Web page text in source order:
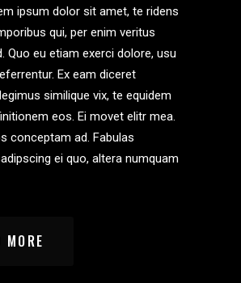
ipsum dolor sit amet, te ridens
qui, per enim veritus
Quo eu etiam exerci dolore, usu
Ex eam diceret
similique vix, te equidem
eos. Ei movet elitr mea.
conceptam ad. Fabulas
ei quo, altera numquam
MORE